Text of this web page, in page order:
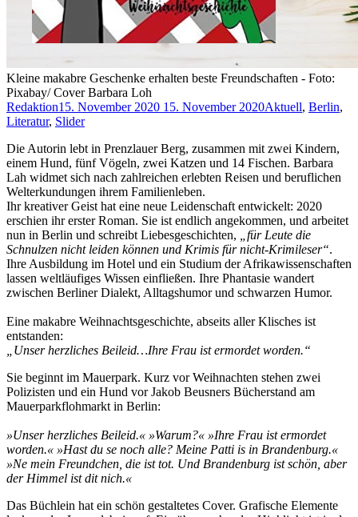
Kleine makabre Geschenke erhalten beste Freundschaften - Foto:
Pixabay/ Cover Barbara Loh
Redaktion15. November 2020 15. November 2020Aktuell, Berlin,
Literatur, Slider
Die Autorin lebt in Prenzlauer Berg, zusammen mit zwei Kindern,
einem Hund, fünf Vögeln, zwei Katzen und 14 Fischen. Barbara
Lah widmet sich nach zahlreichen erlebten Reisen und beruflichen
Welterkundungen ihrem Familienleben.
Ihr kreativer Geist hat eine neue Leidenschaft entwickelt: 2020
erschien ihr erster Roman. Sie ist endlich angekommen, und arbeitet
nun in Berlin und schreibt Liebesgeschichten,
„für Leute die
Schnulzen nicht leiden können und Krimis für nicht-Krimileser“.
Ihre Ausbildung im Hotel und ein Studium der Afrikawissenschaften
lassen weltläufiges Wissen einfließen. Ihre Phantasie wandert
zwischen Berliner Dialekt, Alltagshumor und schwarzen Humor.
Eine makabre Weihnachtsgeschichte, abseits aller Klisches ist
entstanden:
„Unser herzliches Beileid…Ihre Frau ist ermordet worden.“
Sie beginnt im Mauerpark. Kurz vor Weihnachten stehen zwei
Polizisten und ein Hund vor Jakob Beusners Bücherstand am
Mauerparkflohmarkt in Berlin:
»Unser herzliches Beileid.« »Warum?« »Ihre Frau ist ermordet
worden.« »Hast du se noch alle? Meine Patti is in Brandenburg.«
»Ne mein Freundchen, die ist tot. Und Brandenburg ist schön, aber
der Himmel ist dit nich.«
Das Büchlein hat ein schön gestaltetes Cover. Grafische Elemente